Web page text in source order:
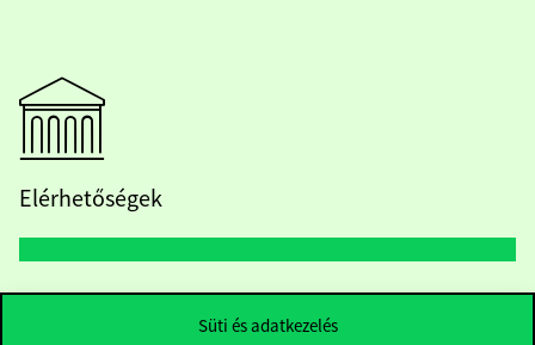
Süti és adatkezelés
Elérhetőségek